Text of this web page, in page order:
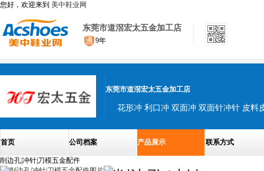
您好，欢迎来到 美中鞋业网
东莞市道滘宏太五金加工店
9年
东莞市道滘宏太五金加工店
花形冲 利口冲 双面冲 双面针冲针 皮料
首页 公司档案 产品展示 联系方式
削边孔|冲针|刀模五金配件